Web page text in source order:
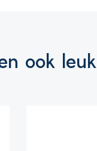
ook leuk